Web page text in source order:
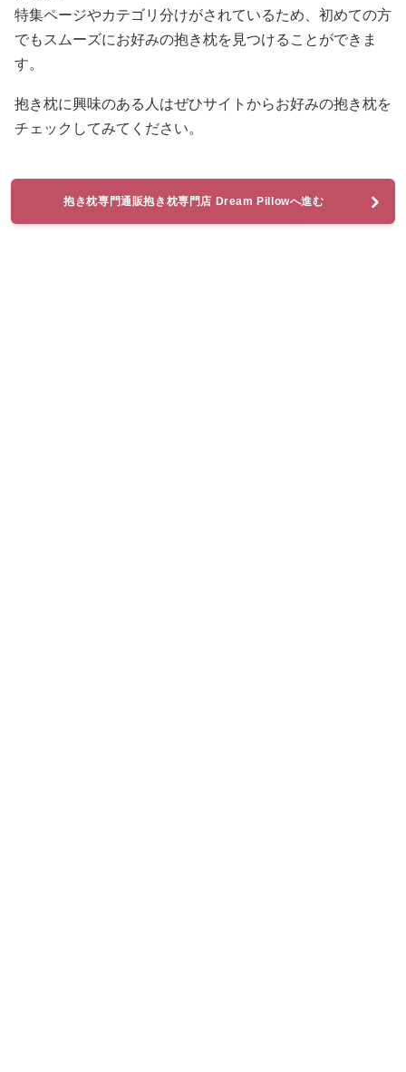
特集ページやカテゴリ分けがされているため、初めての方
でもスムーズにお好みの抱き枕を見つけることができま
す。
抱き枕に興味のある人はぜひサイトからお好みの抱き枕を
チェックしてみてください。
抱き枕専門通販抱き枕専門店 Dream Pillowへ進む